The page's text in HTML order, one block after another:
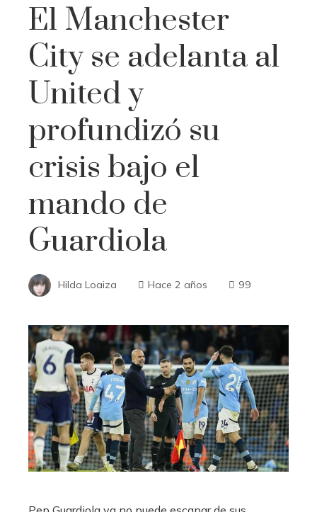
El Manchester
City se adelanta al
United y
profundizó su
crisis bajo el
mando de
Guardiola
Hilda Loaiza Hace 2 años 99